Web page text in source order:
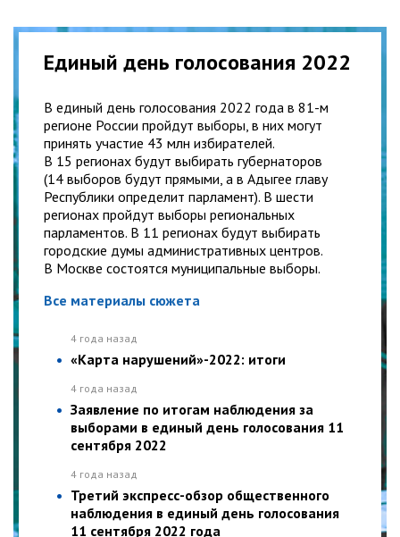
Единый день голосования 2022
В единый день голосования 2022 года в 81-м
регионе России пройдут выборы, в них могут
принять участие 43 млн избирателей.
В 15 регионах будут выбирать губернаторов
(14 выборов будут прямыми, а в Адыгее главу
Республики определит парламент). В шести
регионах пройдут выборы региональных
парламентов. В 11 регионах будут выбирать
городские думы административных центров.
В Москве состоятся муниципальные выборы.
Все материалы сюжета
4 года назад
«Карта нарушений»-2022: итоги
4 года назад
Заявление по итогам наблюдения за
выборами в единый день голосования 11
сентября 2022
4 года назад
Третий экспресс-обзор общественного
наблюдения в единый день голосования
11 сентября 2022 года